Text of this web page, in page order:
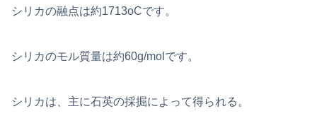
シリカの融点は約1713oCです。
シリカのモル質量は約60g/molです。
シリカは、主に石英の採掘によって得られる。